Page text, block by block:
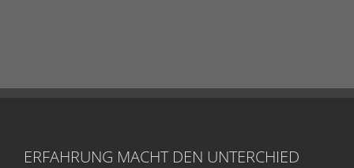
ERFAHRUNG MACHT DEN UNTERCHIED